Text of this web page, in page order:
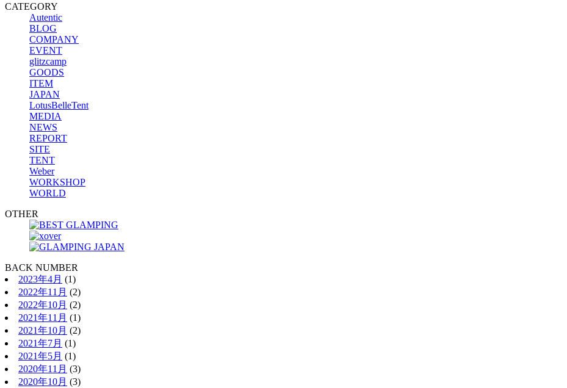
CATEGORY
Autentic
BLOG
COMPANY
EVENT
glitzcamp
GOODS
ITEM
JAPAN
LotusBelleTent
MEDIA
NEWS
REPORT
SITE
TENT
Weber
WORKSHOP
WORLD
OTHER
BACK NUMBER
2023年4月 (1)
2022年11月 (2)
2022年10月 (2)
2021年11月 (1)
2021年10月 (2)
2021年7月 (1)
2021年5月 (1)
2020年11月 (3)
2020年10月 (3)